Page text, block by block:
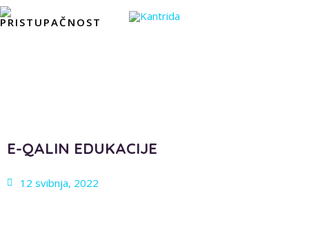
E-QALIN EDUKACIJE
12 svibnja, 2022